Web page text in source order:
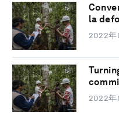
la
2022年
2022年